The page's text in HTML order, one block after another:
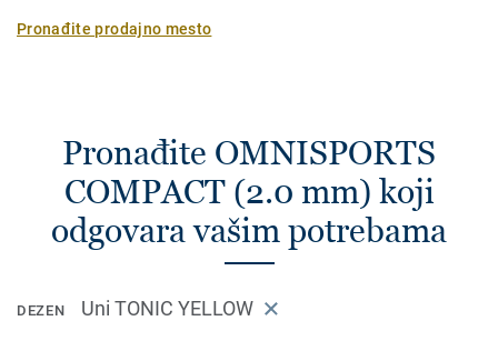
Pronađite prodajno mesto
Pronađite OMNISPORTS
COMPACT (2.0 mm) koji
odgovara vašim potrebama
DEZEN Uni TONIC YELLOW